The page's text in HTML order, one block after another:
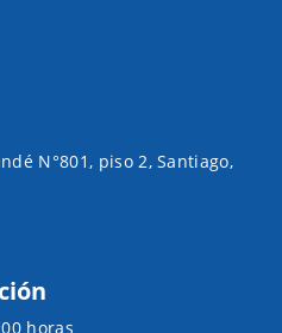
N°801, piso 2, Santiago,
horas